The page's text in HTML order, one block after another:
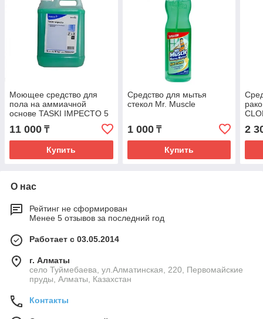
Моющее средство для
пола на аммиачной
основе TASKI IMPECTO 5
11 000 ₸
Купить
Средство для мытья
стекол Mr. Muscle
1 000₸
Купить
2
О нас
Рейтинг не сформирован
Менее 5 отзывов за последний год
Работает с 03.05.2014
г. Алматы
село Туймебаева, ул.Алматинская, 220, Первомайские
пруды, Алматы, Казахстан
Контакты